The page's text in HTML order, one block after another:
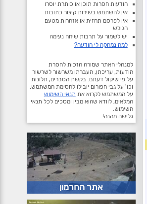
הודעות חסרות תוכן או כותרת יוסרו
אין להשתמש בשירות קיצור כתובות
אין לפרסם תחזית או אזהרות מטעם
הגולש
יש לשמור על תרבות שיחה נעימה
למה נמחקה לי הודעה?
למנהלי האתר שמורה הזכות להסרת
הודעות, עריכתן, העברתן משרשור לשרשור
על פי שיקול דעתם. בקשת הסברים, תלונות
וכו' על גבי הפורום יובילו לחסימת המשתמש.
על המשתמש לקרוא את תנאי השימוש
המלאים, לוודא שהוא מבין ומסכים לכל תנאי
השימוש.
גלישה מהנה!
אתר החרמון